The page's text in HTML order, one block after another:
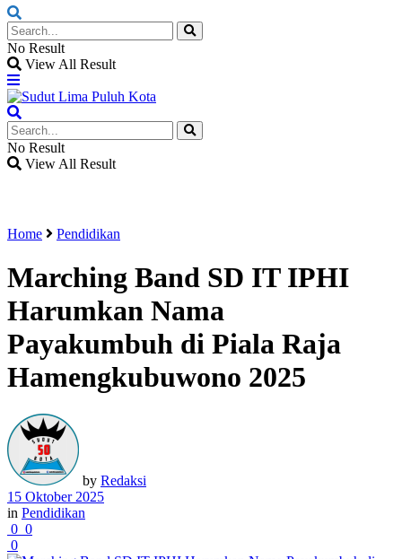
No Result
View All Result
No Result
View All Result
Home Pendidikan
Marching Band SD IT IPHI
Harumkan Nama
Payakumbuh di Piala Raja
Hamengkubuwono 2025
by Redaksi
15 Oktober 2025
in Pendidikan
0 0
0